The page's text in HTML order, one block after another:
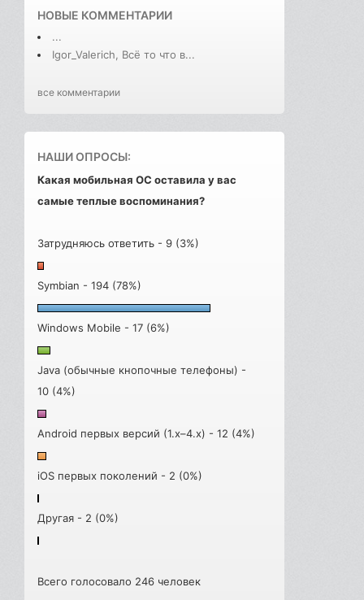
НОВЫЕ КОММЕНТАРИИ
...
Igor_Valerich, Всё то что в...
все комментарии
НАШИ ОПРОСЫ:
Какая мобильная ОС оставила у вас
самые теплые воспоминания?
Затрудняюсь ответить - 9 (3%)
Symbian - 194 (78%)
Windows Mobile - 17 (6%)
Java (обычные кнопочные телефоны) -
10 (4%)
Android первых версий (1.x–4.x) - 12 (4%)
iOS первых поколений - 2 (0%)
Другая - 2 (0%)
Всего голосовало 246 человек